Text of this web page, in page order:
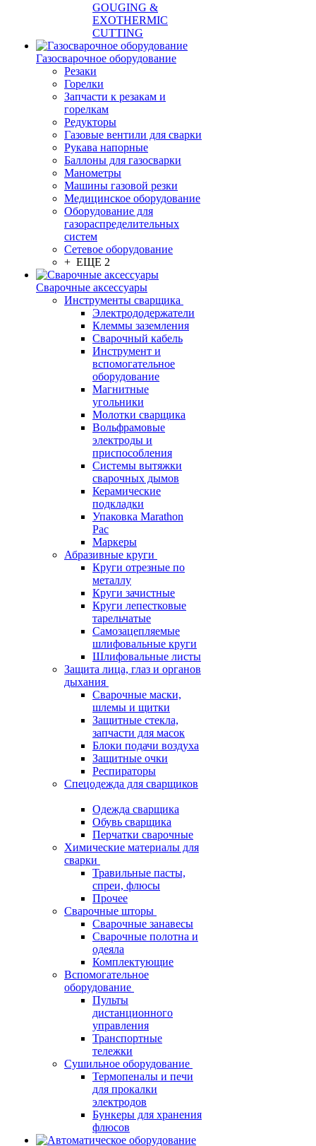
GOUGING &
EXOTHERMIC
CUTTING
Газосварочное оборудование
Резаки
Горелки
Запчасти к резакам и
горелкам
Редукторы
Газовые вентили для сварки
Рукава напорные
Баллоны для газосварки
Манометры
Машины газовой резки
Медицинское оборудование
Оборудование для
газораспределительных
систем
Сетевое оборудование
+ ЕЩЕ 2
Сварочные аксессуары
Инструменты сварщика
Электрододержатели
Клеммы заземления
Сварочный кабель
Инструмент и
вспомогательное
оборудование
Магнитные
угольники
Молотки сварщика
Вольфрамовые
электроды и
приспособления
Системы вытяжки
сварочных дымов
Керамические
подкладки
Упаковка Marathon
Pac
Маркеры
Абразивные круги
Круги отрезные по
металлу
Круги зачистные
Круги лепестковые
тарельчатые
Самозацепляемые
шлифовальные круги
Шлифовальные листы
Защита лица, глаз и органов
дыхания
Сварочные маски,
шлемы и щитки
Защитные стекла,
запчасти для масок
Блоки подачи воздуха
Защитные очки
Респираторы
Спецодежда для сварщиков
Одежда сварщика
Обувь сварщика
Перчатки сварочные
Химические материалы для
сварки
Травильные пасты,
спреи, флюсы
Прочее
Сварочные шторы
Сварочные занавесы
Сварочные полотна и
одеяла
Комплектующие
Вспомогательное
оборудование
Пульты
дистанционного
управления
Транспортные
тележки
Сушильное оборудование
Термопеналы и печи
для прокалки
электродов
Бункеры для хранения
флюсов